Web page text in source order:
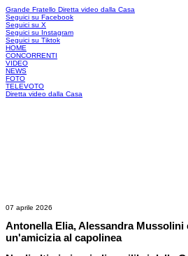
Grande Fratello Diretta video dalla Casa
Seguici su Facebook
Seguici su X
Seguici su Instagram
Seguici su Tiktok
HOME
CONCORRENTI
VIDEO
NEWS
FOTO
TELEVOTO
Diretta video dalla Casa
07 aprile 2026
Antonella Elia, Alessandra Mussolini
un'amicizia al capolinea